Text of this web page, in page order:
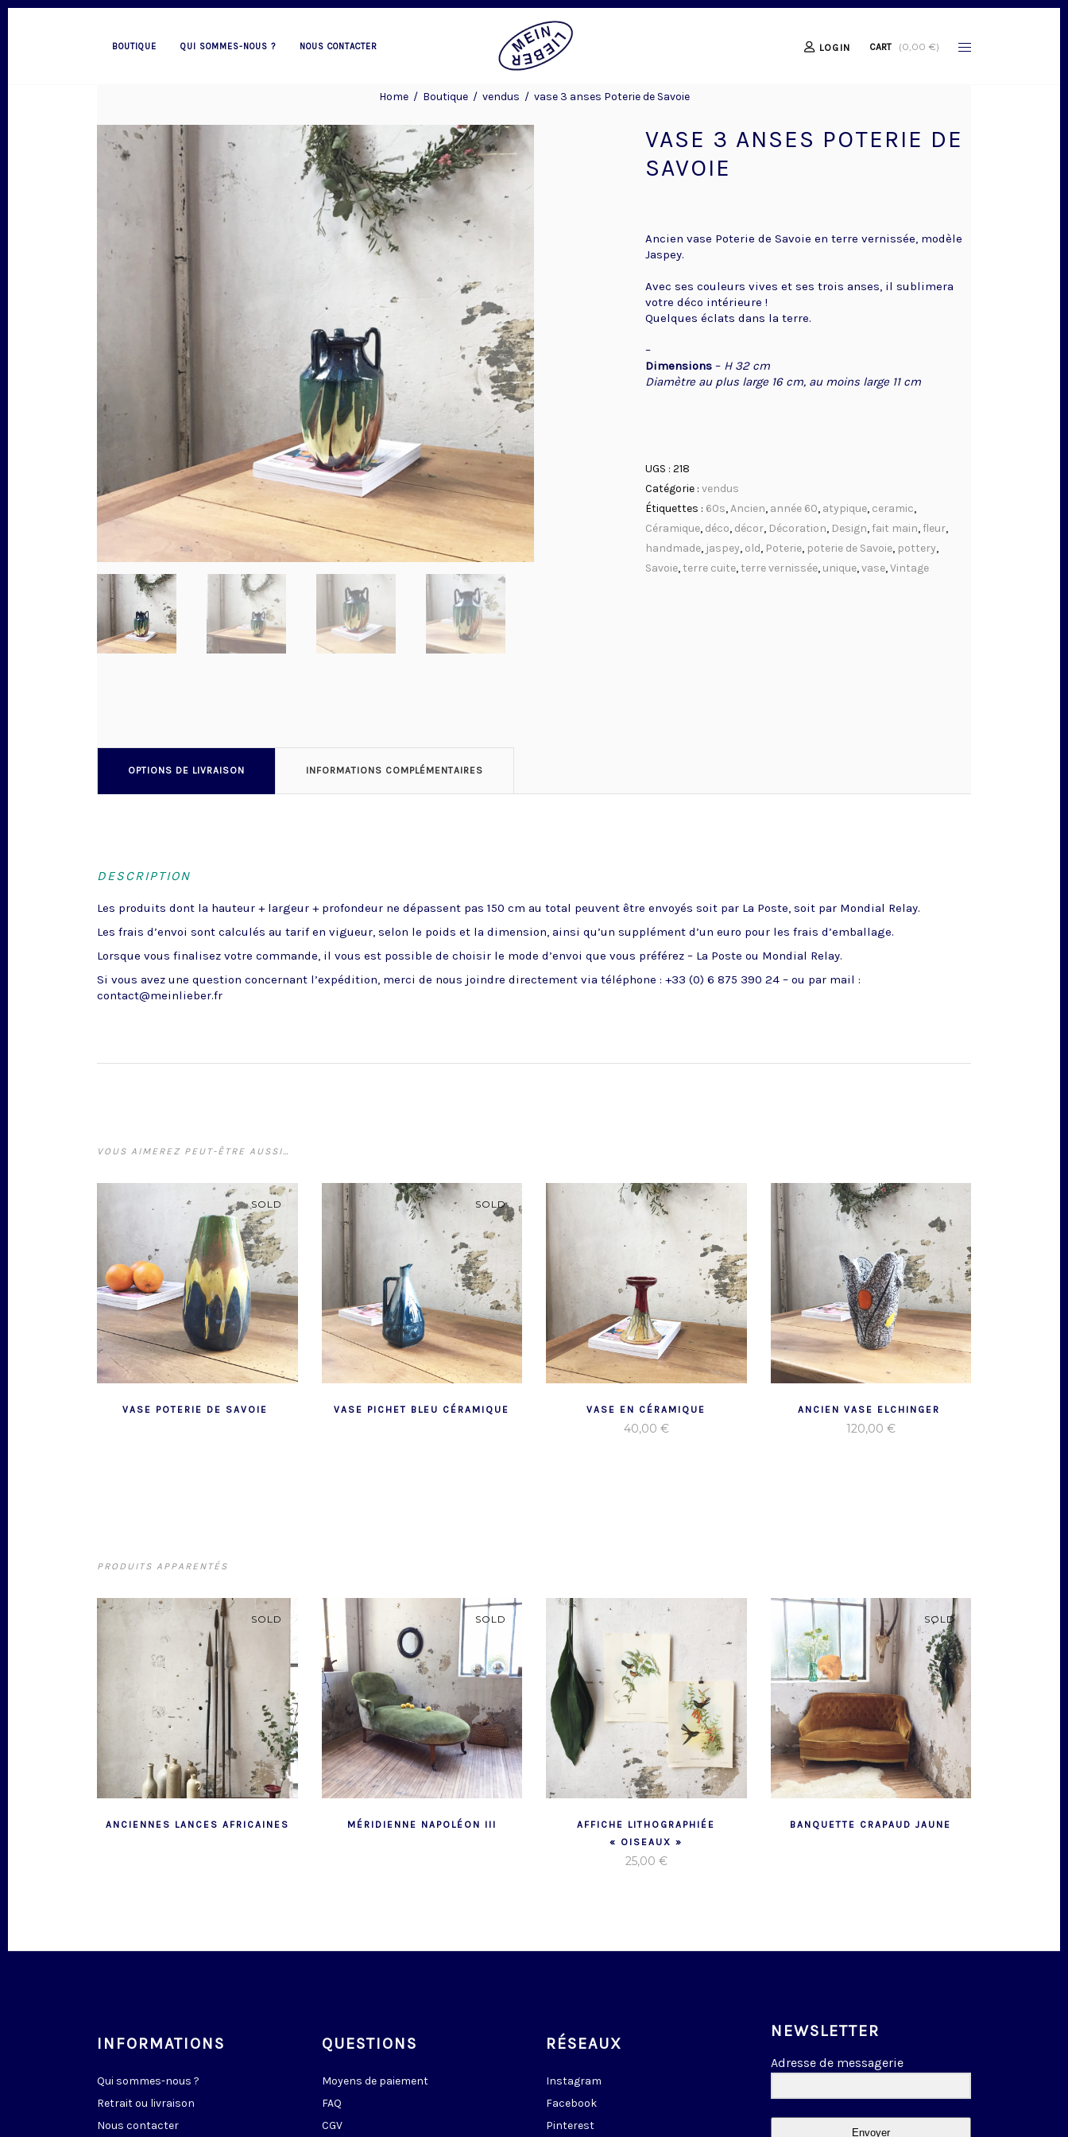
BOUTIQUE QUI SOMMES-NOUS ? NOUS CONTACTER LOGIN CART (0,00 €)
Home/ Boutique/ vendus / vase 3 anses Poterie de Savoie
VASE 3 ANSES POTERIE DE
SAVOIE
Ancien vase Poterie de Savoie en terre vernissée, modèle
Jaspey.
Avec ses couleurs vives et ses trois anses, il sublimera
votre déco intérieure !
Quelques éclats dans la terre.
–
Dimensions – H 32 cm
Diamètre au plus large 16 cm, au moins large 11 cm
UGS : 218
Catégorie : vendus
Étiquettes : 60s,Ancien, année 60, atypique, ceramic,
Céramique, déco, décor, Décoration, Design,fait main,fleur,
handmade, jaspey, old, Poterie, poterie de Savoie, pottery,
Savoie, terre cuite, terre vernissée, unique,vase,Vintage
OPTIONS DE LIVRAISON INFORMATIONS COMPLÉMENTAIRES
DESCRIPTION
Les produits dont la hauteur + largeur + profondeur ne dépassent pas 150 cm au total peuvent être envoyés soit par La Poste, soit par Mondial Relay.
Les frais d’envoi sont calculés au tarif en vigueur, selon le poids et la dimension, ainsi qu’un supplément d’un euro pour les frais d’emballage.
Lorsque vous finalisez votre commande, il vous est possible de choisir le mode d’envoi que vous préférez – La Poste ou Mondial Relay.
Si vous avez une question concernant l’expédition, merci de nous joindre directement via téléphone : +33 (0) 6 875 390 24 – ou par mail :
contact@meinlieber.fr
VOUS AIMEREZ PEUT-ÊTRE AUSSI…
SOLD
VASE POTERIE DE SAVOIE
SOLD
VASE PICHET BLEU CÉRAMIQUE VASE EN CÉRAMIQUE
40,00 €
ANCIEN VASE ELCHINGER
120,00 €
PRODUITS APPARENTÉS
SOLD
ANCIENNES LANCES AFRICAINES
SOLD
MÉRIDIENNE NAPOLÉON III
AFFICHE LITHOGRAPHIÉE
« OISEAUX »
25,00 €
SOLD
BANQUETTE CRAPAUD JAUNE
INFORMATIONS
Qui sommes-nous ?
Retrait ou livraison
Nous contacter
QUESTIONS
Moyens de paiement
FAQ
CGV
RÉSEAUX
Instagram
Facebook
Pinterest
NEWSLETTER
Adresse de messagerie
Envoyer